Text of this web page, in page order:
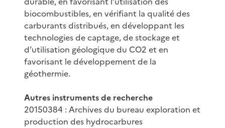
biocombustibles, en vérifiant la qualité des
carburants distribués, en développant les
technologies de captage, de stockage et
d’utilisation géologique du CO2 et en
favorisant le développement de la
géothermie.
Autres instruments de recherche
20150384 : Archives du bureau exploration et
production des hydrocarbures